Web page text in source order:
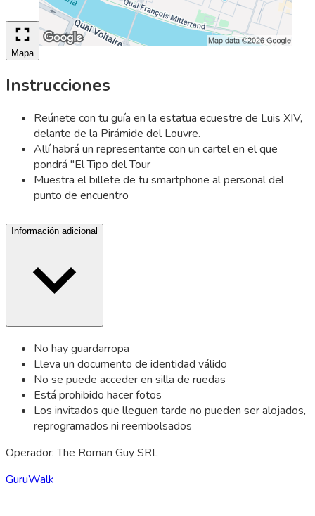
Mapa
Instrucciones
Reúnete con tu guía en la estatua ecuestre de Luis XIV,
delante de la Pirámide del Louvre.
Allí habrá un representante con un cartel en el que
pondrá "El Tipo del Tour
Muestra el billete de tu smartphone al personal del
punto de encuentro
Información adicional
No hay guardarropa
Lleva un documento de identidad válido
No se puede acceder en silla de ruedas
Está prohibido hacer fotos
Los invitados que lleguen tarde no pueden ser alojados,
reprogramados ni reembolsados
Operador: The Roman Guy SRL
GuruWalk